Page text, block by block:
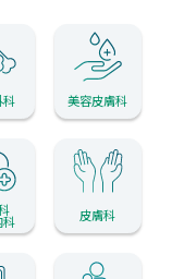
科 美容皮膚科
科 皮膚科